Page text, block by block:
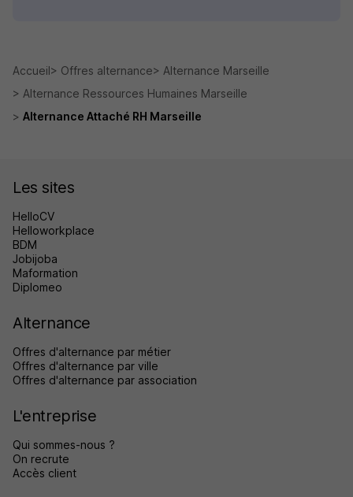
Accueil Offres alternance
Alternance Marseille
Alternance Ressources Humaines Marseille
Alternance Attaché RH Marseille
Les sites
HelloCV
Helloworkplace
BDM
Jobijoba
Maformation
Diplomeo
Alternance
Offres d'alternance par métier
Offres d'alternance par ville
Offres d'alternance par association
L'entreprise
Qui sommes-nous ?
On recrute
Accès client